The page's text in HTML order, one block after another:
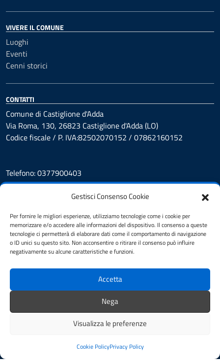
Gestisci Consenso Cookie
Per fornire le migliori esperienze, utilizziamo tecnologie come i cookie per
memorizzare e/o accedere alle informazioni del dispositivo. Il consenso a queste
tecnologie ci permetterà di elaborare dati come il comportamento di navigazione
o ID unici su questo sito. Non acconsentire o ritirare il consenso può influire
negativamente su alcune caratteristiche e funzioni.
Accetta
Nega
Visualizza le preferenze
Cookie PolicyPrivacy Policy
VIVERE IL COMUNE
Luoghi
Eventi
Cenni storici
CONTATTI
Comune di Castiglione d'Adda
Via Roma, 130, 26823 Castiglione d'Adda (LO)
Codice fiscale / P. IVA:82502070152 / 07862160152
Telefono: 0377900403
Codice univoco: UFB82Q
castiglionedadda@cert.elaus2002.net
Leggi le FAQ
Prenotazione appuntamento
Segnalazione disservizio
Cookie Policy
Dichiarazione di accessibilità
Obiettivi di accessibilità